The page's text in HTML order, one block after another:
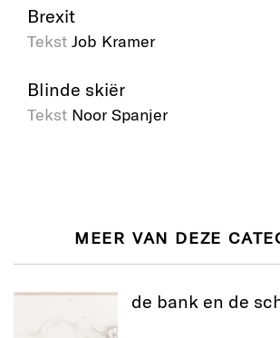
Brexit
Tekst Job Kramer
Blinde skiër
Tekst Noor Spanjer
MEER VAN DEZE
de bank en de